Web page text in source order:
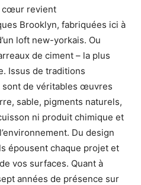
cœur revient
Brooklyn, fabriquées ici à
loft new-yorkais. Ou
de ciment – la plus
Issus de traditions
de véritables œuvres
sable, pigments naturels,
ni produit chimique et
Du design
épousent chaque projet et
vos surfaces. Quant à
années de présence sur